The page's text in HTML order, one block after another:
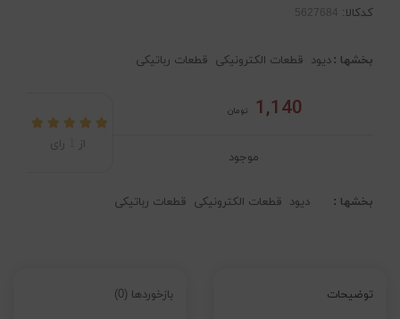
کدکالا:
بخشها :دیود قطعات الکترونیکی قطعات رباتیکی
1,140 تومان
موجود
از رای
بخشها : دیود قطعات الکترونیکی قطعات رباتیکی
توضیحات بازخوردها (0)